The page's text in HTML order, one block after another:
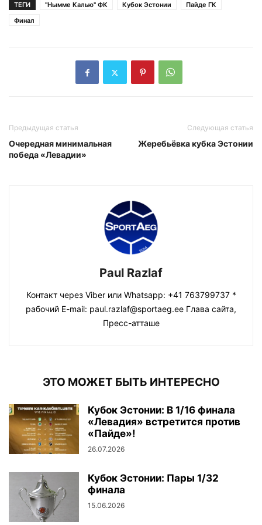
ТЕГИ "Нымме Калью" ФК Кубок Эстонии
Пайде ГК
Финал
Предыдущая статья
Очередная минимальная
победа «Левадии»
Следующая статья
Жеребьёвка кубка Эстонии
Paul Razlaf
Контакт через Viber или Whatsapp: +41 763799737 *
рабочий E-mail: paul.razlaf@sportaeg.ee Глава сайта,
Пресс-атташе
ЭТО МОЖЕТ БЫТЬ ИНТЕРЕСНО
Кубок Эстонии: В 1/16 финала
«Левадия» встретится против
«Пайде»!
26.07.2026
Кубок Эстонии: Пары 1/32
финала
15.06.2026